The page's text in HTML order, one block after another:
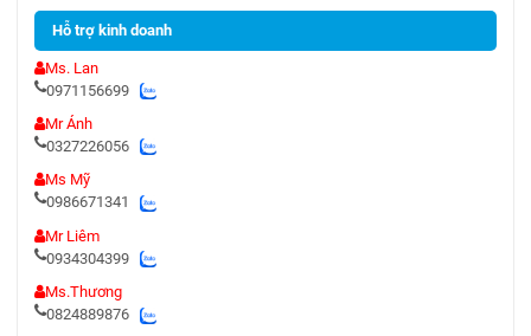
Hỗ trợ kinh doanh
Ms. Lan
0971156699
Mr Ánh
0327226056
Ms Mỹ
0986671341
Mr Liêm
0934304399
Ms.Thương
0824889876